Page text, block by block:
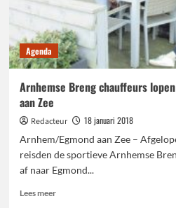
Agenda
Arnhemse Breng chauffeurs
aan Zee
Redacteur
18 januari 2018
Arnhem/Egmond aan Zee –
reisden de sportieve Arnhemse
af naar Egmond...
Lees meerLees